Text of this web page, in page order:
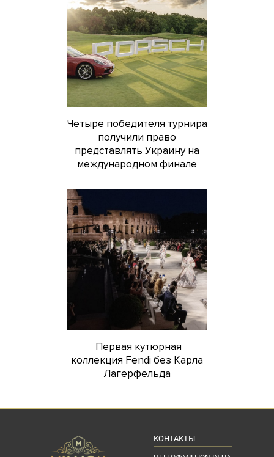
Четыре победителя турнира
получили право
представлять Украину на
международном финале
Первая кутюрная
коллекция Fendi без Карла
Лагерфельда
КОНТАКТЫ